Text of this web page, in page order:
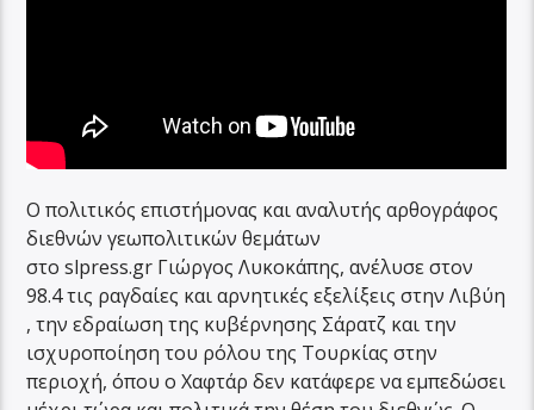
Ο πολιτικός επιστήμονας και αναλυτής αρθογράφος
διεθνών γεωπολιτικών θεμάτων
στοslpress.gr Γιώργος Λυκοκάπης, ανέλυσε στον
98.4 τις ραγδαίες και αρνητικές εξελίξεις στην Λιβύη
, την εδραίωση της κυβέρνησης Σάρατζ και την
ισχυροποίηση του ρόλου της Τουρκίας στην
περιοχή, όπου ο Χαφτάρ δεν κατάφερε να εμπεδώσει